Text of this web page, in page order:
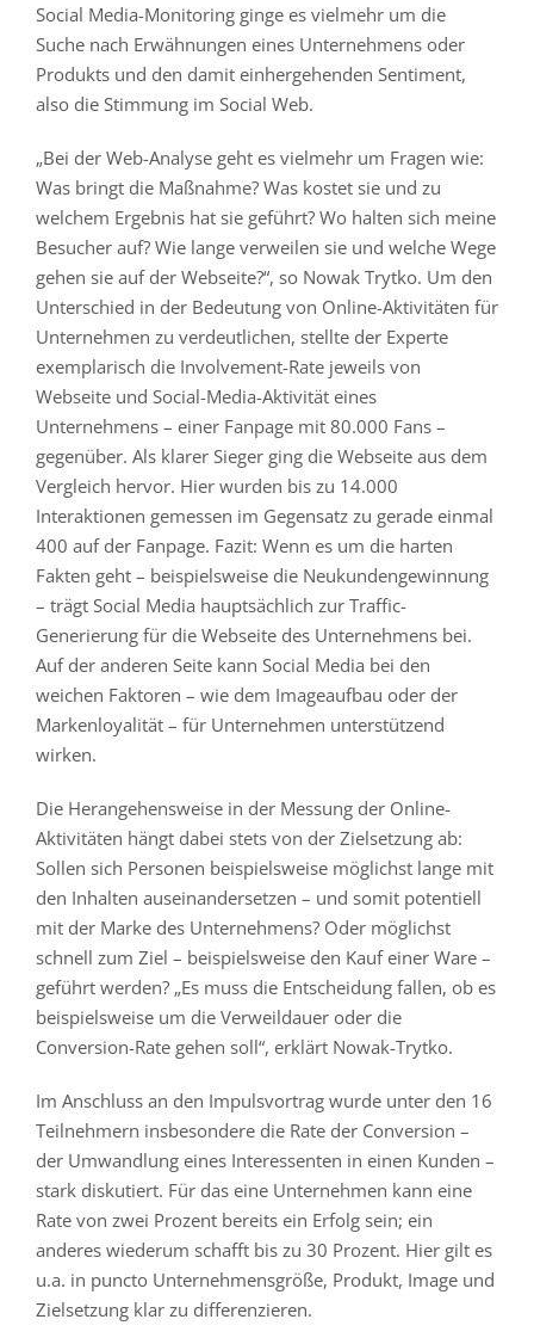
Social Media-Monitoring ginge es vielmehr um die
Suche nach Erwähnungen eines Unternehmens oder
Produkts und den damit einhergehenden Sentiment,
also die Stimmung im Social Web.
„Bei der Web-Analyse geht es vielmehr um Fragen wie:
Was bringt die Maßnahme? Was kostet sie und zu
welchem Ergebnis hat sie geführt? Wo halten sich meine
Besucher auf? Wie lange verweilen sie und welche Wege
gehen sie auf der Webseite?“, so Nowak Trytko. Um den
Unterschied in der Bedeutung von Online-Aktivitäten für
Unternehmen zu verdeutlichen, stellte der Experte
exemplarisch die Involvement-Rate jeweils von
Webseite und Social-Media-Aktivität eines
Unternehmens – einer Fanpage mit 80.000 Fans –
gegenüber. Als klarer Sieger ging die Webseite aus dem
Vergleich hervor. Hier wurden bis zu 14.000
Interaktionen gemessen im Gegensatz zu gerade einmal
400 auf der Fanpage. Fazit: Wenn es um die harten
Fakten geht – beispielsweise die Neukundengewinnung
– trägt Social Media hauptsächlich zur Traffic-
Generierung für die Webseite des Unternehmens bei.
Auf der anderen Seite kann Social Media bei den
weichen Faktoren – wie dem Imageaufbau oder der
Markenloyalität – für Unternehmen unterstützend
wirken.
Die Herangehensweise in der Messung der Online-
Aktivitäten hängt dabei stets von der Zielsetzung ab:
Sollen sich Personen beispielsweise möglichst lange mit
den Inhalten auseinandersetzen – und somit potentiell
mit der Marke des Unternehmens? Oder möglichst
schnell zum Ziel – beispielsweise den Kauf einer Ware –
geführt werden? „Es muss die Entscheidung fallen, ob es
beispielsweise um die Verweildauer oder die
Conversion-Rate gehen soll“, erklärt Nowak-Trytko.
Im Anschluss an den Impulsvortrag wurde unter den 16
Teilnehmern insbesondere die Rate der Conversion –
der Umwandlung eines Interessenten in einen Kunden –
stark diskutiert. Für das eine Unternehmen kann eine
Rate von zwei Prozent bereits ein Erfolg sein; ein
anderes wiederum schafft bis zu 30 Prozent. Hier gilt es
u.a. in puncto Unternehmensgröße, Produkt, Image und
Zielsetzung klar zu differenzieren.